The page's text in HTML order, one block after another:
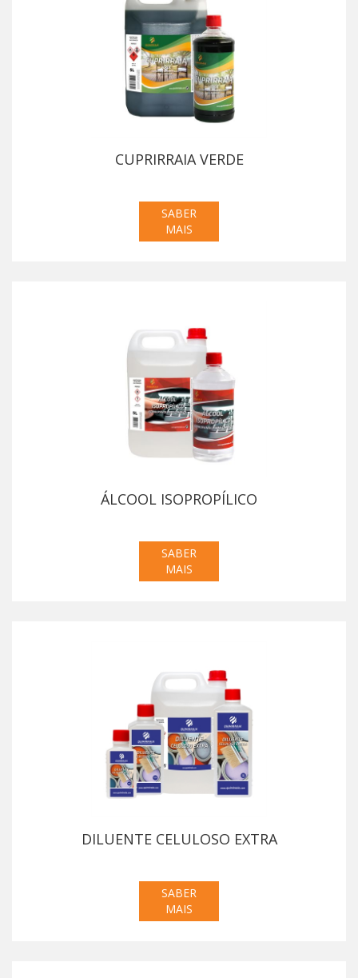
CUPRIRRAIA VERDE
SABER
MAIS
ÁLCOOL ISOPROPÍLICO
SABER
MAIS
DILUENTE CELULOSO EXTRA
SABER
MAIS